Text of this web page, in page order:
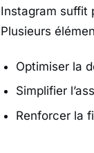
Instagram suffit
Plusieurs
Optimiser la
Simplifier
Renforcer la